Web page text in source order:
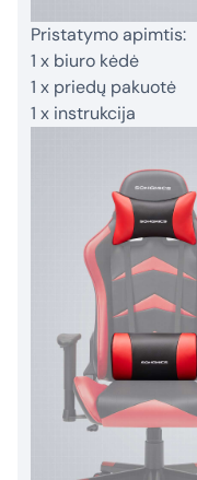
Pristatymo apimtis:
1 x biuro kėdė
1 x priedų pakuotė
1 x instrukcija